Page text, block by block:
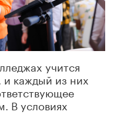
учится
и каждый из них
В условиях